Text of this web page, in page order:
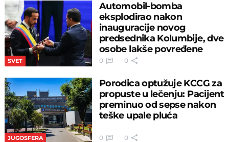
SVET
Automobil-bomba
eksplodirao nakon
inauguracije novog
predsednika Kolumbije, dve
osobe lakše povređene
0 0
JUGOSFERA
Porodica optužuje KCCG za
propuste u lečenju: Pacijent
preminuo od sepse nakon
teške upale pluća
0 0